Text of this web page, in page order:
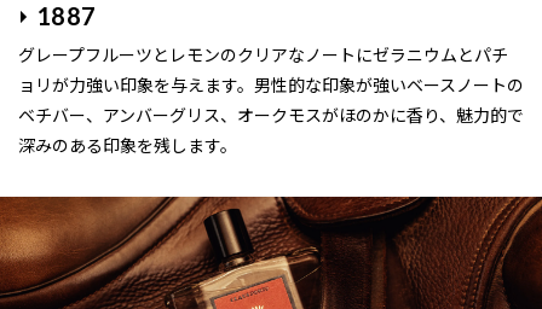
1887
グレープフルーツとレモンのクリアなノートにゼラニウムとパチ
ョリが力強い印象を与えます。男性的な印象が強いベースノートの
ベチバー、アンバーグリス、オークモスがほのかに香り、魅力的で
深みのある印象を残します。